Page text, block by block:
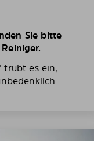
Sie bitte
trübt es ein,